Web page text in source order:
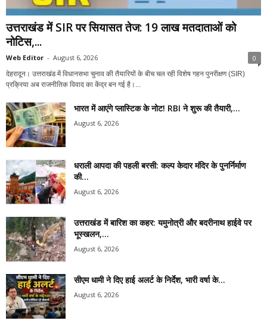
उत्तराखंड में SIR पर सियासत तेज: 19 लाख मतदाताओं को
नोटिस,...
Web Editor - August 6, 2026 0
देहरादून। उत्तराखंड में विधानसभा चुनाव की तैयारियों के बीच चल रही विशेष गहन पुनरीक्षण (SIR)
प्रक्रिया अब राजनीतिक विवाद का केंद्र बन गई है।...
भारत में आएंगे प्लास्टिक के नोट! RBI ने शुरू की तैयारी,...
August 6, 2026
धराली आपदा की पहली बरसी: कल्प केदार मंदिर के पुनर्निर्माण
की...
August 6, 2026
उत्तराखंड में बारिश का कहर: यमुनोत्री और बदरीनाथ हाईवे पर
भूस्खलन,...
August 6, 2026
सीएम धामी ने दिए हाई अलर्ट के निर्देश, भारी वर्षा के...
August 6, 2026